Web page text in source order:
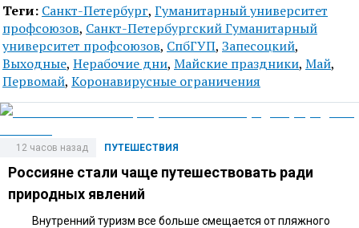
Теги: Санкт-Петербург, Гуманитарный университет
профсоюзов, Санкт-Петербургский Гуманитарный
университет профсоюзов, СпбГУП, Запесоцкий,
Выходные, Нерабочие дни, Майские праздники, Май,
Первомай, Коронавирусные ограничения
ПУТЕШЕСТВИЯ
12 часов назад
Россияне стали чаще путешествовать ради
природных явлений
Внутренний туризм все больше смещается от пляжного